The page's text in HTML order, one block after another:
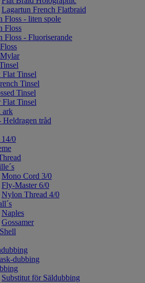
Lagartun French Flatbraid
Floss - liten spole
Floss
Floss - Fluoriserande
Tinsel
Tinsel
Tinsel
Tinsel
ark
Heldragen tråd
14/0
Mono Cord 3/0
Fly-Master 6/0
Nylon Thread 4/0
Naples
Gossamer
dubbing
Substitut för Säldubbing